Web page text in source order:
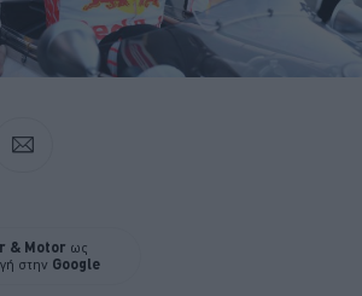
& Motor ως
στην Google